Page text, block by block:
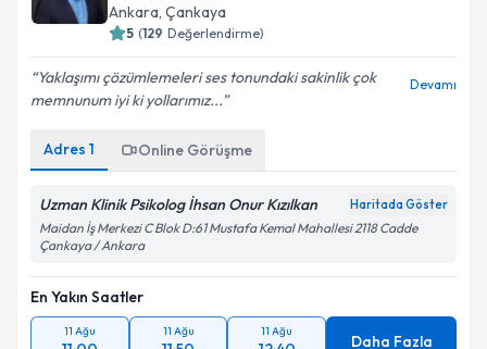
Ankara, Çankaya
5 (129 Değerlendirme)
Yaklaşımı çözümlemeleri ses tonundaki sakinlik çok
memnunum iyi ki yollarımız...
Devamı
Adres 1 Online Görüşme
Uzman Klinik Psikolog İhsan Onur Kızılkan Haritada Göster
Maidan İş Merkezi C Blok D:61 Mustafa Kemal Mahallesi 2118 Cadde
Çankaya / Ankara
En Yakın Saatler
11 Ağu 11 Ağu 11 Ağu
Daha Fazla